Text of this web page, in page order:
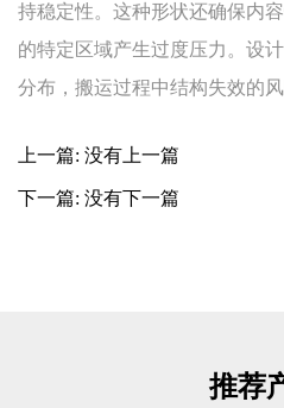
持稳定性。这种形状还确保内
的特定区域产生过度压力。设
分布，搬运过程中结构失效的风
上一篇: 没有上一篇
下一篇: 没有下一篇
推荐